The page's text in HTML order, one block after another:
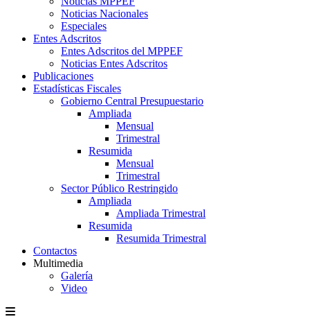
Noticias Nacionales
Especiales
Entes Adscritos
Entes Adscritos del MPPEF
Noticias Entes Adscritos
Publicaciones
Estadísticas Fiscales
Gobierno Central Presupuestario
Ampliada
Mensual
Trimestral
Resumida
Mensual
Trimestral
Sector Público Restringido
Ampliada
Ampliada Trimestral
Resumida
Resumida Trimestral
Contactos
Multimedia
Galería
Video